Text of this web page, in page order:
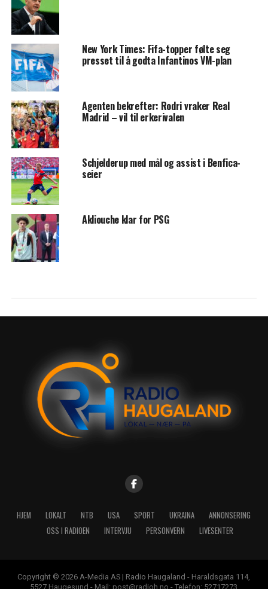
New York Times: Fifa-topper følte seg
presset til å godta Infantinos VM-plan
Agenten bekrefter: Rodri vraker Real
Madrid – vil til erkerivalen
Schjelderup med mål og assist i Benfica-
seier
Akliouche klar for PSG
HJEM LOKALT NTB USA SPORT UKRAINA
ANNONSERING
OSS I RADIOEN
INTERVJU PERSONVERN LIVESENTER
Copyright © 2026 A-Media AS | Radio Haugaland - Haraldsgata 114,
5527 Haugesund - Mail: post@radioh.no - Telefon: 52717273